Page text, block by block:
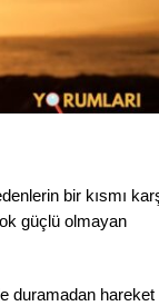
bir kısmı
güçlü olmayan
duramadan hareket